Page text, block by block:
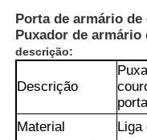
Porta de armário
Puxador de
descrição:
Descrição
Material
Liga